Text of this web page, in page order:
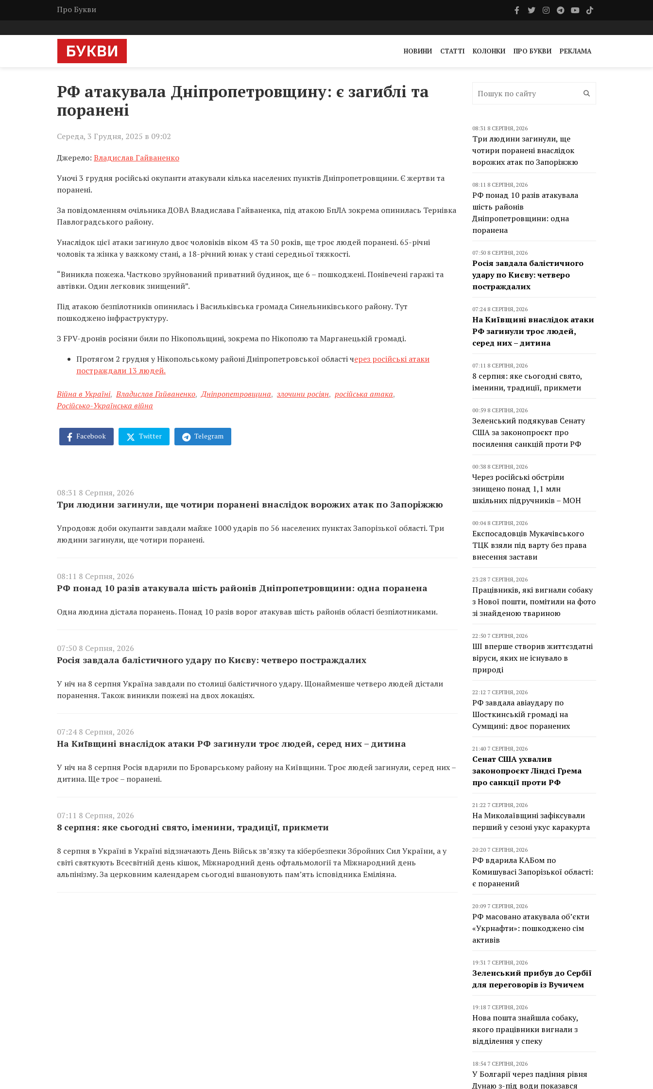
Про Букви
НОВИНИ СТАТТІ КОЛОНКИ ПРО БУКВИ РЕКЛАМА
РФ атакувала Дніпропетровщину: є загиблі та
поранені
Середа, 3 Грудня, 2025 в 09:02
Джерело: Владислав Гайваненко
Уночі 3 грудня російські окупанти атакували кілька населених пунктів Дніпропетровщини. Є жертви та
поранені.
За повідомленням очільника ДОВА Владислава Гайваненка, під атакою БпЛА зокрема опинилась Тернівка
Павлоградського району.
Унаслідок цієї атаки загинуло двоє чоловіків віком 43 та 50 років, ще троє людей поранені. 65-річні
чоловік та жінка у важкому стані, а 18-річний юнак у стані середньої тяжкості.
“Виникла пожежа. Частково зруйнований приватний будинок, ще 6 – пошкоджені. Понівечені гаражі та
автівки. Один легковик знищений”.
Під атакою безпілотників опинилась і Васильківська громада Синельниківського району. Тут
пошкоджено інфраструктуру.
З FPV-дронів росіяни били по Нікопольщині, зокрема по Нікополю та Марганецькій громаді.
Протягом 2 грудня у Нікопольському районі Дніпропетровської області через російські атаки
постраждали 13 людей.
Війна в Україні, Владислав Гайваненко, Дніпропетровщина, злочини росіян, російська атака,
Російсько-Українська війна
Facebook Twitter Telegram
08:31 8 Серпня, 2026
Три людини загинули, ще чотири поранені внаслідок ворожих атак по Запоріжжю
Упродовж доби окупанти завдали майже 1000 ударів по 56 населених пунктах Запорізької області. Три
людини загинули, ще чотири поранені.
08:11 8 Серпня, 2026
РФ понад 10 разів атакувала шість районів Дніпропетровщини: одна поранена
Одна людина дістала поранень. Понад 10 разів ворог атакував шість районів області безпілотниками.
07:50 8 Серпня, 2026
Росія завдала балістичного удару по Києву: четверо постраждалих
У ніч на 8 серпня Україна завдали по столиці балістичного удару. Щонайменше четверо людей дістали
поранення. Також виникли пожежі на двох локаціях.
07:24 8 Серпня, 2026
На Київщині внаслідок атаки РФ загинули троє людей, серед них – дитина
У ніч на 8 серпня Росія вдарили по Броварському району на Київщини. Троє людей загинули, серед них –
дитина. Ще троє – поранені.
07:11 8 Серпня, 2026
8 серпня: яке сьогодні свято, іменини, традиції, прикмети
8 серпня в Україні в Україні відзначають День Військ зв’язку та кібербезпеки Збройних Сил України, а у
світі святкують Всесвітній день кішок, Міжнародний день офтальмології та Міжнародний день
альпінізму. За церковним календарем сьогодні вшановують пам’ять ісповідника Еміліяна.
08:31 8 СЕРПНЯ, 2026
Три людини загинули, ще
чотири поранені внаслідок
ворожих атак по Запоріжжю
08:11 8 СЕРПНЯ, 2026
РФ понад 10 разів атакувала
шість районів
Дніпропетровщини: одна
поранена
07:50 8 СЕРПНЯ, 2026
Росія завдала балістичного
удару по Києву: четверо
постраждалих
07:24 8 СЕРПНЯ, 2026
На Київщині внаслідок атаки
РФ загинули троє людей,
серед них – дитина
07:11 8 СЕРПНЯ, 2026
8 серпня: яке сьогодні свято,
іменини, традиції, прикмети
00:59 8 СЕРПНЯ, 2026
Зеленський подякував Сенату
США за законопроєкт про
посилення санкцій проти РФ
00:38 8 СЕРПНЯ, 2026
Через російські обстріли
знищено понад 1,1 млн
шкільних підручників – МОН
00:04 8 СЕРПНЯ, 2026
Експосадовців Мукачівського
ТЦК взяли під варту без права
внесення застави
23:28 7 СЕРПНЯ, 2026
Працівників, які вигнали собаку
з Нової пошти, помітили на фото
зі знайденою твариною
22:50 7 СЕРПНЯ, 2026
ШІ вперше створив життєздатні
віруси, яких не існувало в
природі
22:12 7 СЕРПНЯ, 2026
РФ завдала авіаудару по
Шосткинській громаді на
Сумщині: двоє поранених
21:40 7 СЕРПНЯ, 2026
Сенат США ухвалив
законопроєкт Ліндсі Грема
про санкції проти РФ
21:22 7 СЕРПНЯ, 2026
На Миколаївщині зафіксували
перший у сезоні укус каракурта
20:20 7 СЕРПНЯ, 2026
РФ вдарила КАБом по
Комишувасі Запорізької області:
є поранений
20:09 7 СЕРПНЯ, 2026
РФ масовано атакувала об’єкти
«Укрнафти»: пошкоджено сім
активів
19:31 7 СЕРПНЯ, 2026
Зеленський прибув до Сербії
для переговорів із Вучичем
19:18 7 СЕРПНЯ, 2026
Нова пошта знайшла собаку,
якого працівники вигнали з
відділення у спеку
18:54 7 СЕРПНЯ, 2026
У Болгарії через падіння рівня
Дунаю з-під води показався